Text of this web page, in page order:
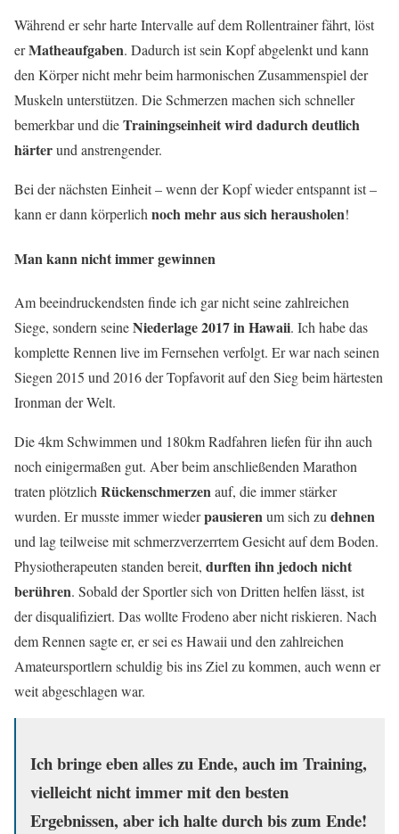
Während er sehr harte Intervalle auf dem Rollentrainer fährt, löst
erMatheaufgaben. Dadurch ist sein Kopf abgelenkt und kann
den Körper nicht mehr beim harmonischen Zusammenspiel der
Muskeln unterstützen. Die Schmerzen machen sich schneller
bemerkbar und dieTrainingseinheit wird dadurch deutlich
härterund anstrengender.
Bei der nächsten Einheit – wenn der Kopf wieder entspannt ist –
kann er dann körperlichnoch mehr aus sich herausholen!
Man kann nicht immer gewinnen
Am beeindruckendsten finde ich gar nicht seine zahlreichen
Siege, sondern seineNiederlage 2017 in Hawaii. Ich habe das
komplette Rennen live im Fernsehen verfolgt. Er war nach seinen
Siegen 2015 und 2016 der Topfavorit auf den Sieg beim härtesten
Ironman der Welt.
Die 4km Schwimmen und 180km Radfahren liefen für ihn auch
noch einigermaßen gut. Aber beim anschließenden Marathon
traten plötzlich Rückenschmerzenauf, die immer stärker
wurden. Er musste immer wiederpausierenum sich zu dehnen
und lag teilweise mit schmerzverzerrtem Gesicht auf dem Boden.
Physiotherapeuten standen bereit, durften ihn jedoch nicht
berühren. Sobald der Sportler sich von Dritten helfen lässt, ist
der disqualifiziert. Das wollte Frodeno aber nicht riskieren. Nach
dem Rennen sagte er, er sei es Hawaii und den zahlreichen
Amateursportlern schuldig bis ins Ziel zu kommen, auch wenn er
weit abgeschlagen war.
Ich bringe eben alles zu Ende, auch im Training,
vielleicht nicht immer mit den besten
Ergebnissen, aber ich halte durch bis zum Ende!